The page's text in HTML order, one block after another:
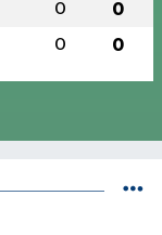
0 0
0 0